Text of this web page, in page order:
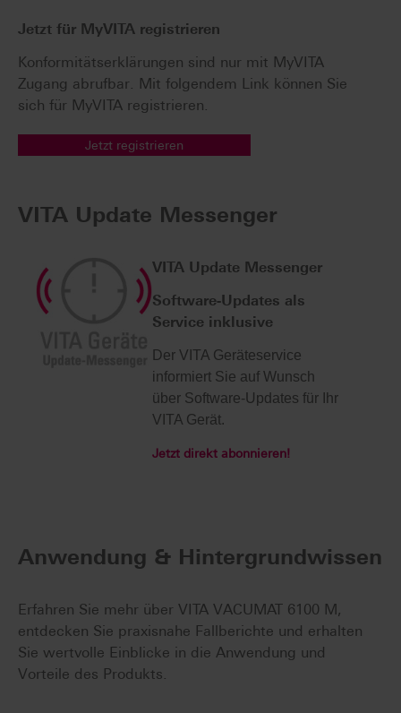
Jetzt für MyVITA registrieren
Konformitätserklärungen sind nur mit MyVITA
Zugang abrufbar. Mit folgendem Link können Sie
sich für MyVITA registrieren.
Jetzt registrieren
VITA Update Messenger
VITA Update Messenger
Software-Updates als
Service inklusive
Der VITA Geräteservice
informiert Sie auf Wunsch
über Software-Updates für Ihr
VITA Gerät.
Jetzt direkt abonnieren!
Anwendung & Hintergrundwissen
Erfahren Sie mehr über VITA VACUMAT 6100 M,
entdecken Sie praxisnahe Fallberichte und erhalten
Sie wertvolle Einblicke in die Anwendung und
Vorteile des Produkts.